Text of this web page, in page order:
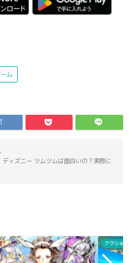
ム
ディズニー ツムツムは面白いの？実際に
アクション